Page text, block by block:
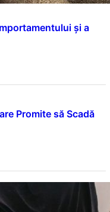
și a
Promite să Scadă